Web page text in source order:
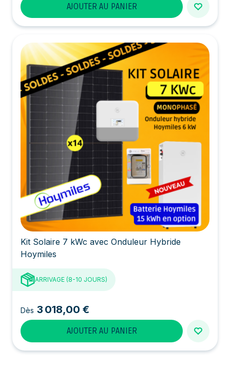
AJOUTER AU PANIER
Kit Solaire 7 kWc avec Onduleur Hybride
Hoymiles
ARRIVAGE (8-10 JOURS)
Dès 3 018,00 €
AJOUTER AU PANIER